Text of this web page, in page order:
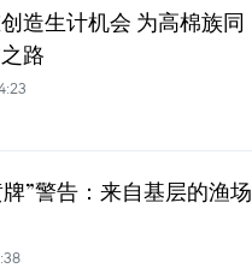
造生计机会 为高棉族同
路
”警告：来自基层的渔场